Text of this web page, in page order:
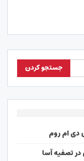
دی ام روم
تصفیه آسا